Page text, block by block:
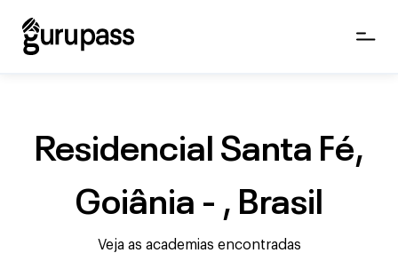
Residencial Santa Fé,
Goiânia - , Brasil
Veja as academias encontradas